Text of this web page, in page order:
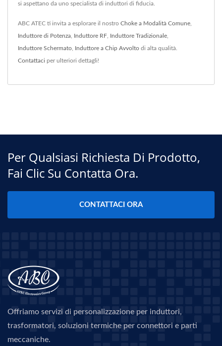
si aspettano da uno specialista di induttori di fiducia.
ABC ATEC ti invita a esplorare il nostro Choke a Modalità Comune,
Induttore di Potenza, Induttore RF, Induttore Tradizionale,
Induttore Schermato, Induttore a Chip Avvolto di alta qualità.
Contattaci per ulteriori dettagli!
Per Qualsiasi Richiesta Di Prodotto,
Fai Clic Su Contatta Ora.
CONTATTACI ORA
Offriamo servizi di personalizzazione per induttori,
trasformatori, soluzioni termiche per connettori e parti
meccaniche.